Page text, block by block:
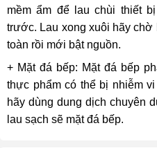
mềm ẩm để lau chùi thiết
trước. Lau xong xuôi hãy
toàn rồi mới bật nguồn.
+ Mặt đá bếp: Mặt đá bếp
thực phẩm có thể bị nhiễm
hãy dùng dung dịch chuyên
lau sạch sẽ mặt đá bếp.